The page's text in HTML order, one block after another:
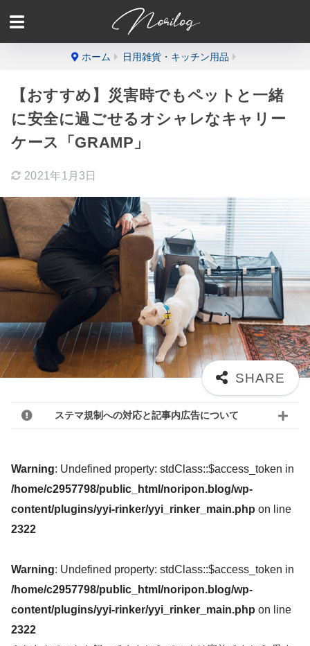
ホーム 日用雑貨・キッチン用品
【おすすめ】災害時でもペットと一緒
に安全に過ごせるオシャレなキャリー
ケース「GRAMP」
2021年1月3日
ステマ規制への対応と記事内広告について
Warning: Undefined property: stdClass::$access_token in
/home/c2957798/public_html/noripon.blog/wp-
content/plugins/yyi-rinker/yyi_rinker_main.php on line
2322
Warning: Undefined property: stdClass::$access_token in
/home/c2957798/public_html/noripon.blog/wp-
content/plugins/yyi-rinker/yyi_rinker_main.php on line
2322